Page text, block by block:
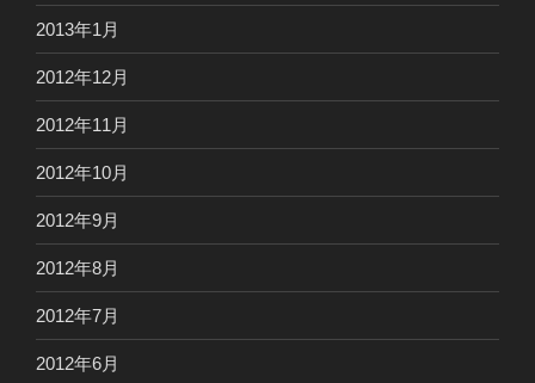
2013年1月
2012年12月
2012年11月
2012年10月
2012年9月
2012年8月
2012年7月
2012年6月